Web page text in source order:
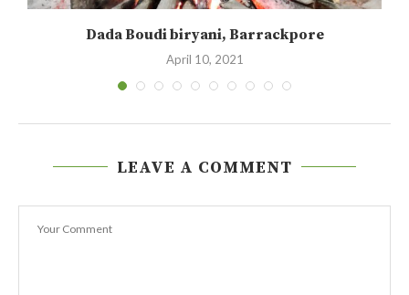
Dada Boudi biryani, Barrackpore
April 10, 2021
LEAVE A COMMENT